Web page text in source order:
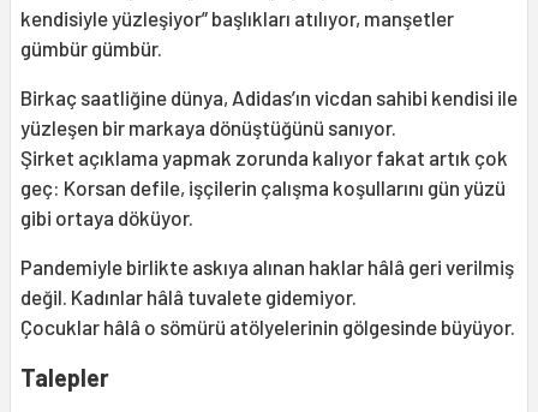
kendisiyle yüzleşiyor” başlıkları atılıyor, manşetler
gümbür gümbür.
Birkaç saatliğine dünya, Adidas’ın vicdan sahibi kendisi ile
yüzleşen bir markaya dönüştüğünü sanıyor.
Şirket açıklama yapmak zorunda kalıyor fakat artık çok
geç: Korsan defile, işçilerin çalışma koşullarını gün yüzü
gibi ortaya döküyor.
Pandemiyle birlikte askıya alınan haklar hâlâ geri verilmiş
değil. Kadınlar hâlâ tuvalete gidemiyor.
Çocuklar hâlâ o sömürü atölyelerinin gölgesinde büyüyor.
Talepler